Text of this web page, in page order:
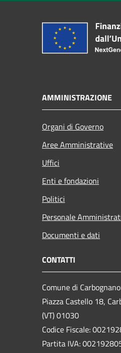
AMMINISTRAZIONE
Organi di Governo
Aree Amministrative
Uffici
Enti e fondazioni
Politici
Personale
Documenti e dati
CONTATTI
Comune di Carbognano
Piazza Castello 18,
(VT) 01030
Codice Fiscale:
Partita IVA: